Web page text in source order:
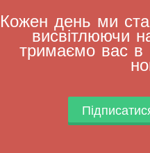
Кожен день ми
висвітлюючи
тримаємо вас в